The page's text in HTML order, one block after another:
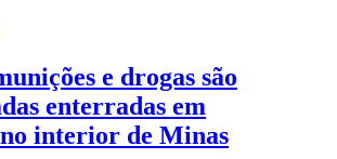
e drogas são
enterradas em
interior de Minas